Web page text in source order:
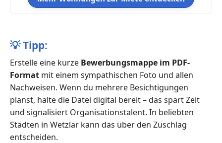
💡Tipp:
Erstelle eine kurze Bewerbungsmappe im PDF-
Format mit einem sympathischen Foto und allen
Nachweisen. Wenn du mehrere Besichtigungen
planst, halte die Datei digital bereit – das spart Zeit
und signalisiert Organisationstalent. In beliebten
Städten in Wetzlar kann das über den Zuschlag
entscheiden.